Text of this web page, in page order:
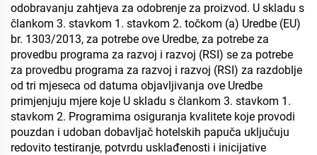
odobravanju zahtjeva za odobrenje za proizvod. U skladu s
člankom 3. stavkom 1. stavkom 2. točkom (a) Uredbe (EU)
br. 1303/2013, za potrebe ove Uredbe, za potrebe za
provedbu programa za razvoj i razvoj (RSI) se za potrebe
za provedbu programa za razvoj i razvoj (RSI) za razdoblje
od tri mjeseca od datuma objavljivanja ove Uredbe
primjenjuju mjere koje U skladu s člankom 3. stavkom 1.
stavkom 2. Programima osiguranja kvalitete koje provodi
pouzdan i udoban dobavljač hotelskih papuča uključuju
redovito testiranje, potvrdu usklađenosti i inicijative